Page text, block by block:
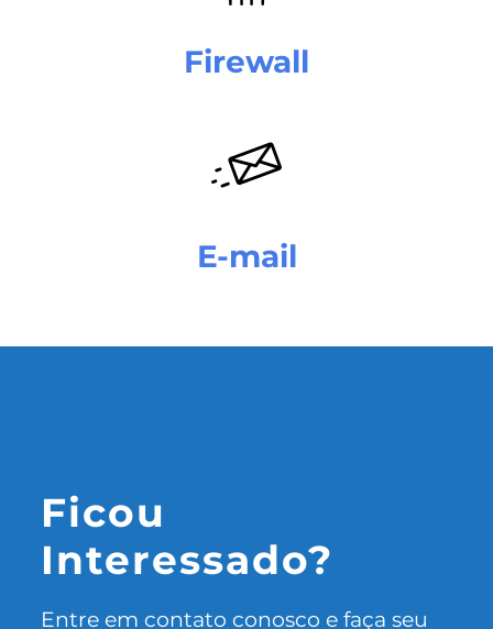
Firewall
E-mail
Ficou
Interessado?
Entre em contato conosco e faça seu